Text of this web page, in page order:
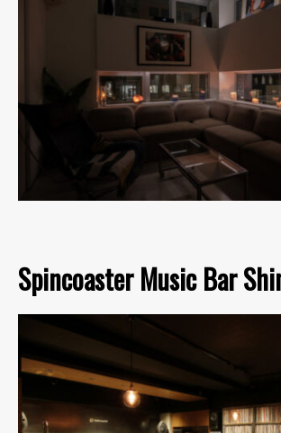
Spincoaster Music Bar